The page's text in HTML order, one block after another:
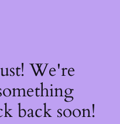
We're
back soon!